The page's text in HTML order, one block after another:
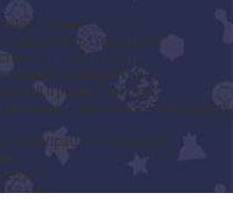
Ігромаг
закупівель і продажів
та дистрибуції
та маркетингу
ігротек і заходів
авторами та розробки настільних
співпраці та вакансій
20:00
18:00